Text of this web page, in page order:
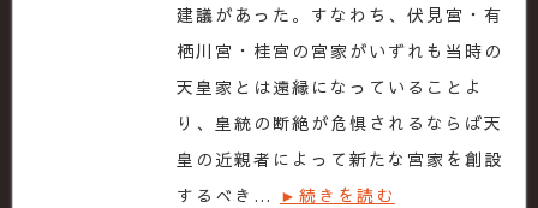
建議があった。すなわち、伏見宮・有
栖川宮・桂宮の宮家がいずれも当時の
天皇家とは遠縁になっていることよ
り、皇統の断絶が危惧されるならば天
皇の近親者によって新たな宮家を創設
するべき… ►続きを読む